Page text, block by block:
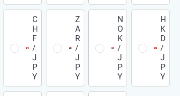
C
H
F
/
J
P
Y
Z
A
R
/
J
P
Y
N
O
K
/
J
P
Y
H
K
D
/
J
P
Y